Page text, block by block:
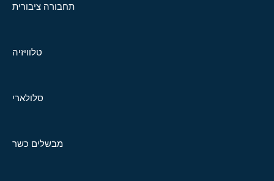
תחבורה ציבורית
טלוויזיה
סלולארי
מבשלים כשר